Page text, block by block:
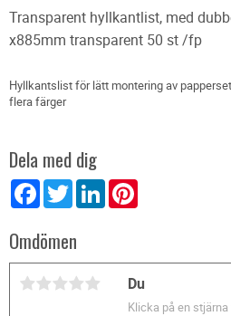
Transparent hyllkantlist, med
x885mm transparent 50 st /fp
Hyllkantslist för lätt montering av
flera färger
Dela med dig
FacebookTwitter LinkedIn
Omdömen
Du
Klicka på en